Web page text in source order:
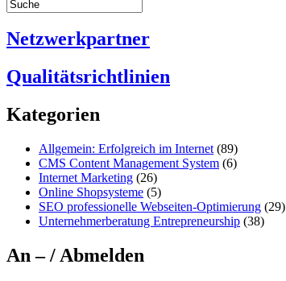
Netzwerkpartner
Qualitätsrichtlinien
Kategorien
Allgemein: Erfolgreich im Internet (89)
CMS Content Management System (6)
Internet Marketing (26)
Online Shopsysteme (5)
SEO professionelle Webseiten-Optimierung (29)
Unternehmerberatung Entrepreneurship (38)
An – / Abmelden